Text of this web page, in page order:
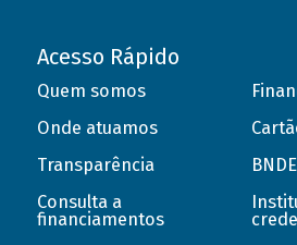
Acesso Rápido
Quem somos
Onde atuamos
Transparência
Consulta a
financiamentos